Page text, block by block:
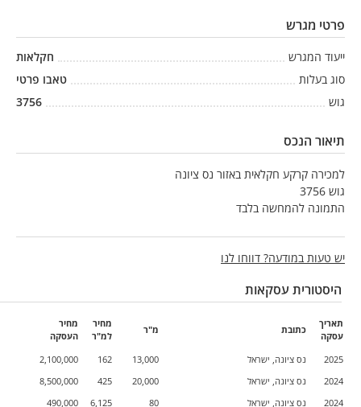
פרטי מגרש
ייעוד המגרש
חקלאות
סוג בעלות
טאבו פרטי
גוש
3756
תיאור הנכס
למכירה קרקע חקלאית באזור נס ציונה
גוש 3756
התמונה להמחשה בלבד
יש טעות במודעה? דווחו לנו
היסטורית עסקאות
תאריך
עסקה
כתובת מ"ר
מחיר
למ"ר
מחיר
העסקה
2025
נס ציונה, ישראל 13,000
162
2,100,000
2024
נס ציונה, ישראל 20,000
425
8,500,000
2024
נס ציונה, ישראל 80
6,125
490,000